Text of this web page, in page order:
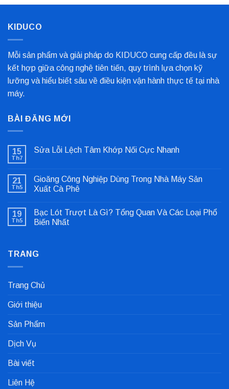
KIDUCO
Mỗi sản phẩm và giải pháp do KIDUCO cung cấp đều là sự
kết hợp giữa công nghệ tiên tiến, quy trình lựa chọn kỹ
lưỡng và hiểu biết sâu về điều kiện vận hành thực tế tại nhà
máy.
BÀI ĐĂNG MỚI
15
Th7
Sửa Lỗi Lệch Tâm Khớp Nối Cực Nhanh
luận
ở
Sửa
Tâm
Khớp
Nối
21
Th5
Gioăng Công Nghiệp Dùng Trong Nhà Máy Sản
Xuất Cà Phê
bình
luận
ở
Dùng
Xuất
19
Th5
Bạc Lót Trượt Là Gì? Tổng Quan Và Các Loại Phổ
Biến Nhất
luận
Là
Quan
Các
Loại
Nhất
TRANG
Trang Chủ
Giới thiệu
Sản Phẩm
Dịch Vụ
Bài viết
Liên Hệ